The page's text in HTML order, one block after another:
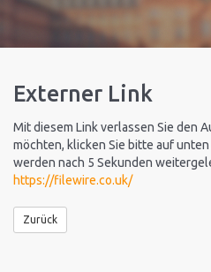
Externer Link
Mit diesem Link verlassen Sie den
möchten, klicken Sie bitte auf
werden nach 5 Sekunden
https://filewire.co.uk/
Zurück